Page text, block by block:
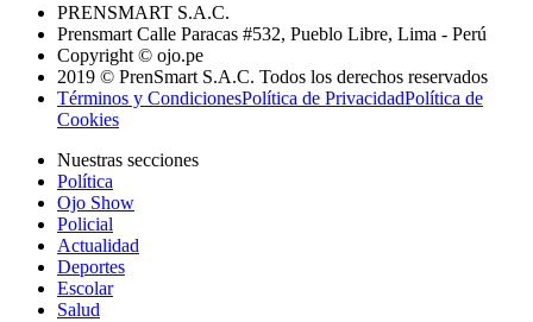
PRENSMART S.A.C.
Prensmart Calle Paracas #532, Pueblo Libre, Lima - Perú
Copyright © ojo.pe
2019 © PrenSmart S.A.C. Todos los derechos reservados
Términos y CondicionesPolítica de PrivacidadPolítica de
Cookies
Nuestras secciones
Política
Ojo Show
Policial
Actualidad
Deportes
Escolar
Salud